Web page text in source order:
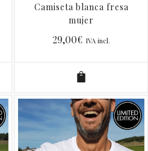
Camiseta blanca fresa
mujer
29,00€ IVA incl.